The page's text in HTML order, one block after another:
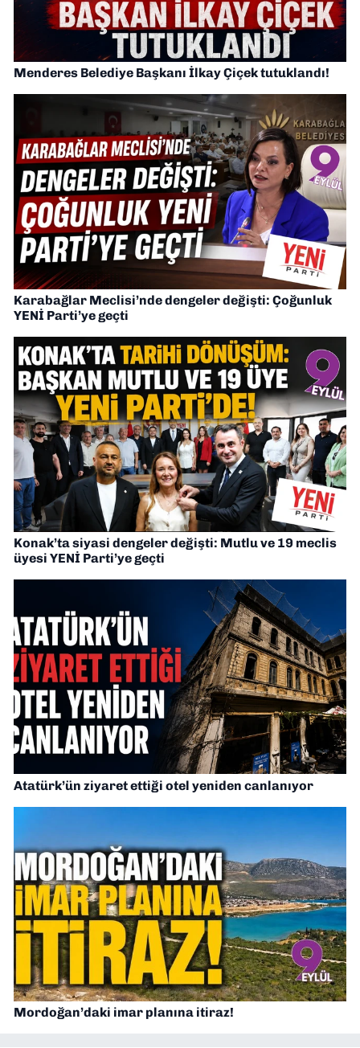
Menderes Belediye Başkanı İlkay Çiçek tutuklandı!
Karabağlar Meclisi’nde dengeler değişti: Çoğunluk
YENİ Parti’ye geçti
Konak’ta siyasi dengeler değişti: Mutlu ve 19 meclis
üyesi YENİ Parti’ye geçti
Atatürk’ün ziyaret ettiği otel yeniden canlanıyor
Mordoğan’daki imar planına itiraz!